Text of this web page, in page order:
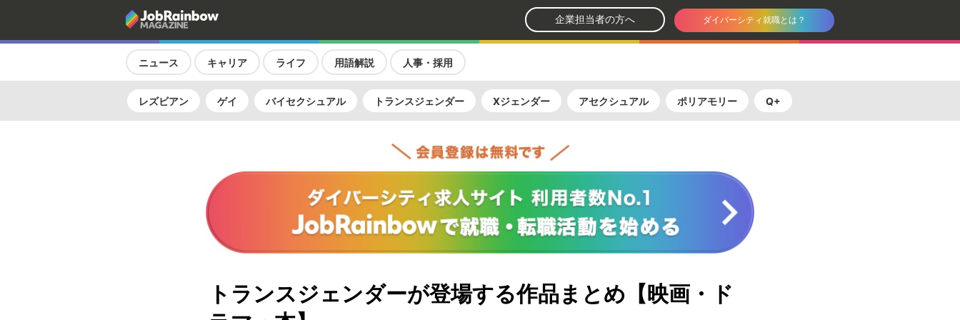
企業担当者の方へ ダイバーシティ就職とは？
ニュース キャリア ライフ 用語解説 人事・採用
レズビアン ゲイ バイセクシュアル トランスジェンダー Xジェンダー アセクシュアル ポリアモリー Q+
トランスジェンダーが登場する作品まとめ【映画・ド